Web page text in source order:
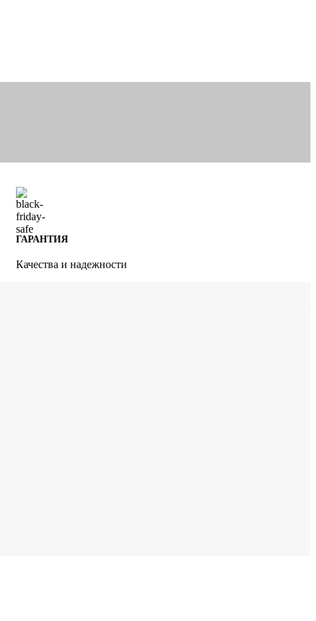
ГАРАНТИЯ
Качества и надежности